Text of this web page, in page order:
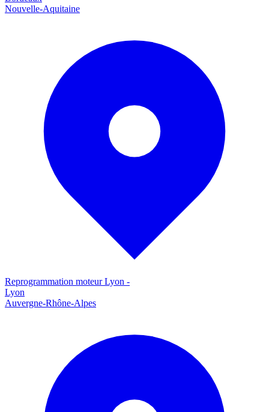
Nouvelle-Aquitaine
Reprogrammation moteurLyon -
Lyon
Auvergne-Rhône-Alpes